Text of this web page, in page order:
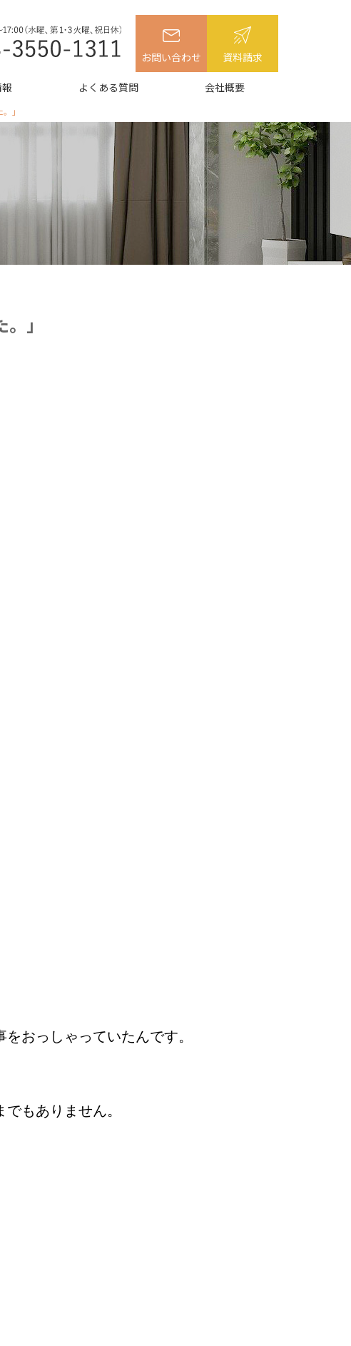
お問い合わせ 資料請求
よくある質問 会社概要
」
」
おっしゃっていたんです。
もありません。